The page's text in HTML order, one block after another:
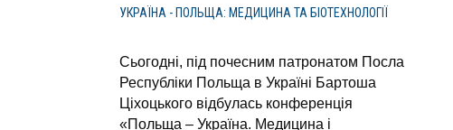
УКРАЇНА - ПОЛЬЩА: МЕДИЦИНА ТА БІОТЕХНОЛОГІЇ
Сьогодні, під почесним патронатом Посла
Республіки Польща в Україні Бартоша
Ціхоцького відбулась конференція
«Польща – Україна. Медицина і